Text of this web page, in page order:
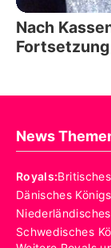
Nach
News
Royals:
Dänisches
Schwedisches